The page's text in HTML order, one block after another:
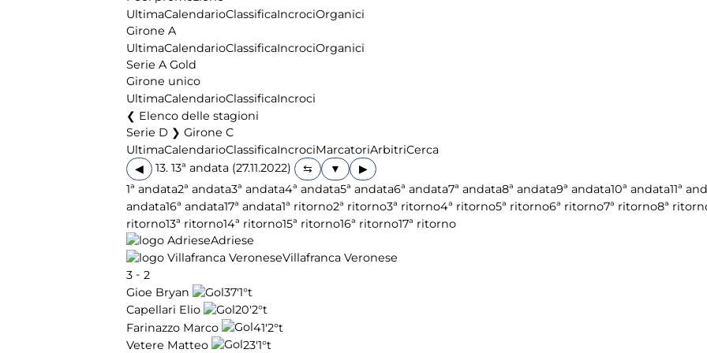
UltimaCalendarioClassificaIncrociOrganici
Girone A
UltimaCalendarioClassificaIncrociOrganici
Serie A Gold
Girone unico
UltimaCalendarioClassificaIncroci
Elenco delle stagioni
Serie D ❯ Girone C
UltimaCalendarioClassificaIncrociMarcatoriArbitriCerca
◀
13. 13ª andata (27.11.2022)
▶
1ª andata2ª andata3ª andata4ª andata5ª andata6ª andata7ª andata8ª andata9ª andata10ª andata11ª
andata16ª andata17ª andata1ª ritorno2ª ritorno3ª ritorno4ª ritorno5ª ritorno6ª ritorno7ª ritorno8ª
ritorno13ª ritorno14ª ritorno15ª ritorno16ª ritorno17ª ritorno
Adriese
Villafranca Veronese
3 - 2
Gioe Bryan
37'1°t
Capellari Elio
20'2°t
Farinazzo Marco
41'2°t
Vetere Matteo
23'1°t